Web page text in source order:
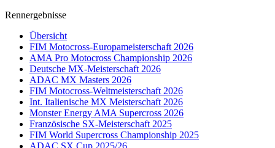
Rennergebnisse
Übersicht
FIM Motocross-Europameisterschaft 2026
AMA Pro Motocross Championship 2026
Deutsche MX-Meisterschaft 2026
ADAC MX Masters 2026
FIM Motocross-Weltmeisterschaft 2026
Int. Italienische MX Meisterschaft 2026
Monster Energy AMA Supercross 2026
Französische SX-Meisterschaft 2025
FIM World Supercross Championship 2025
ADAC SX Cup 2025/26